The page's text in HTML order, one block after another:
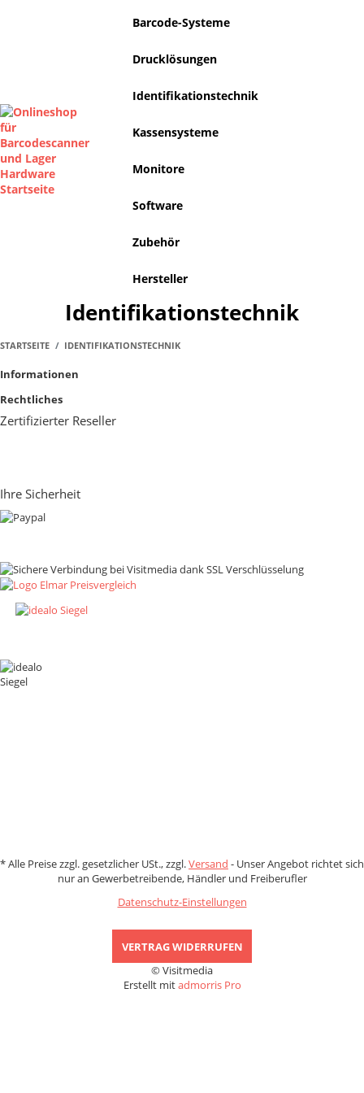
Barcode-Systeme
Drucklösungen
Identifikationstechnik
Kassensysteme
Monitore
Software
Zubehör
Hersteller
Identifikationstechnik
STARTSEITE IDENTIFIKATIONSTECHNIK
Informationen
Rechtliches
Zertifizierter Reseller
Ihre Sicherheit
*Alle Preise zzgl. gesetzlicher USt., zzgl.Versand - Unser Angebot richtet sich
nur an Gewerbetreibende, Händler und Freiberufler
Datenschutz-Einstellungen
VERTRAG WIDERRUFEN
© Visitmedia
Erstellt mitadmorris Pro